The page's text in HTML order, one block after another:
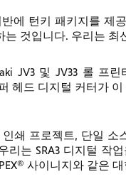
에 턴키 패키지를 제
는 것입니다. 우리는
JV3 및 JV33 롤 프
헤드 디지털 커터가
쇄 프로젝트, 단일 소
리는 SRA3 디지털 작
사이니지와 같은